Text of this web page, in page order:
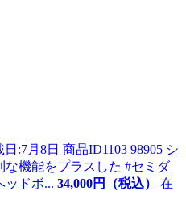
日:7月8日 商品ID1103 98905 シ
な機能をプラスした #セミダ
ッドボ... 34,000円（税込）
在